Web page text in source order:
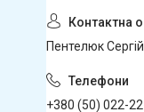
Пентелюк
+380 (50) 022-